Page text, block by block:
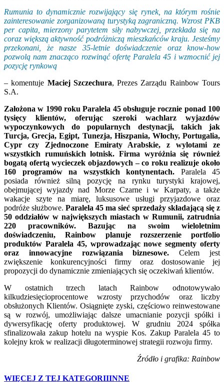
Rumunia to dynamicznie rozwijający się rynek, na którym rośnie
zainteresowanie zorganizowaną turystyką zagraniczną. Wzrost PKB
per capita, mierzony parytetem siły nabywczej, przekłada się na
coraz większą aktywność podróżniczą mieszkańców kraju. Jesteśmy
przekonani, że nasze 35-letnie doświadczenie oraz know-how
pozwolą nam znacząco rozwinąć ofertę Paralela 45 i wzmocnić jej
pozycję rynkową
– komentuje Maciej Szczechura, Prezes Zarządu Rainbow Tours
S.A.
Założona w 1990 roku Paralela 45 obsługuje rocznie ponad 100
tysięcy klientów, oferując szeroki wachlarz wyjazdów
wypoczynkowych do popularnych destynacji, takich jak
Turcja, Grecja, Egipt, Tunezja, Hiszpania, Włochy, Portugalia,
Cypr czy Zjednoczone Emiraty Arabskie, z wylotami ze
wszystkich rumuńskich lotnisk. Firma wyróżnia się również
bogatą ofertą wycieczek objazdowych – co roku realizuje około
160 programów na wszystkich kontynentach. Paralela 45
posiada również silną pozycję na rynku turystyki krajowej,
obejmującej wyjazdy nad Morze Czarne i w Karpaty, a także
wakacje szyte na miarę, luksusowe usługi przyjazdowe oraz
podróże służbowe. Paralela 45 ma sieć sprzedaży składającą się z
50 oddziałów w największych miastach w Rumunii, zatrudnia
220 pracowników. Bazując na swoim wieloletnim
doświadczeniu, Rainbow planuje rozszerzenie portfolio
produktów Paralela 45, wprowadzając nowe segmenty oferty
oraz innowacyjne rozwiązania biznesowe. Celem jest
zwiększenie konkurencyjności firmy oraz dostosowanie jej
propozycji do dynamicznie zmieniających się oczekiwań klientów.
W ostatnich trzech latach Rainbow odnotowywało
kilkudziesięcioprocentowe wzrosty przychodów oraz liczby
obsłużonych Klientów. Osiągnięte zyski, częściowo reinwestowane
są w rozwój, umożliwiając dalsze umacnianie pozycji spółki i
dywersyfikację oferty produktowej. W grudniu 2024 spółka
sfinalizowała zakup hotelu na wyspie Kos. Zakup Paralela 45 to
kolejny krok w realizacji długoterminowej strategii rozwoju firmy.
Źródło i grafika: Rainbow
WIĘCEJ Z TEJ KATEGORIIINNE